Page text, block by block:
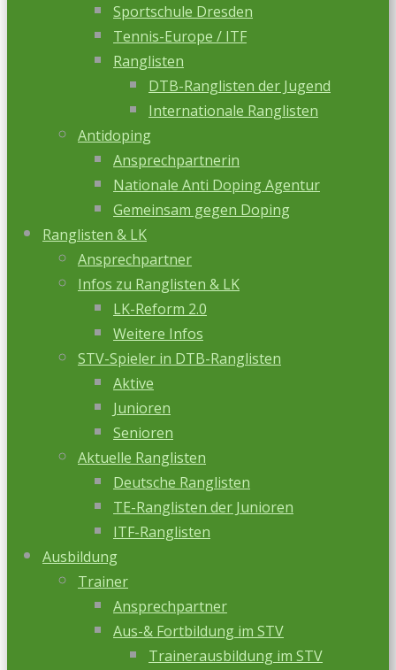
Sportschule Dresden
Tennis-Europe / ITF
Ranglisten
DTB-Ranglisten der Jugend
Internationale Ranglisten
Antidoping
Ansprechpartnerin
Nationale Anti Doping Agentur
Gemeinsam gegen Doping
Ranglisten & LK
Ansprechpartner
Infos zu Ranglisten & LK
LK-Reform 2.0
Weitere Infos
STV-Spieler in DTB-Ranglisten
Aktive
Junioren
Senioren
Aktuelle Ranglisten
Deutsche Ranglisten
TE-Ranglisten der Junioren
ITF-Ranglisten
Ausbildung
Trainer
Ansprechpartner
Aus-& Fortbildung im STV
Trainerausbildung im STV